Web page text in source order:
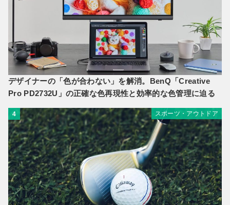
デザイナーの「色が合わない」を解消。BenQ「Creative
Pro PD2732U」の正確な色再現性と効率的な色管理に迫る
4 スポーツ・アウトドア